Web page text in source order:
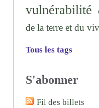
vulnérabilité
de la terre et du
Tous les tags
S'abonner
Fil des billets